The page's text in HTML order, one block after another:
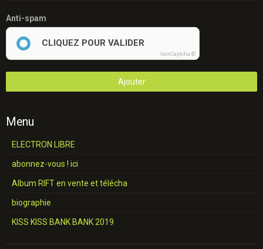
Anti-spam
CLIQUEZ POUR VALIDER
IconCaptcha ©
Ajouter
Menu
ELECTRON LIBRE
abonnez-vous ! ici
Album RIFT en vente et télécha
biographie
KISS KISS BANK BANK 2019